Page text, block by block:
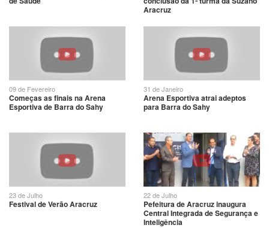
Aracruz
09 de Fevereiro
Começas as finais na Arena
Esportiva de Barra do Sahy
31 de Janeiro
Arena Esportiva atrai adeptos
para Barra do Sahy
23 de Julho
Festival de Verão Aracruz
22 de Julho
Pefeitura de Aracruz inaugura
Central Integrada de Segurança e
Inteligência